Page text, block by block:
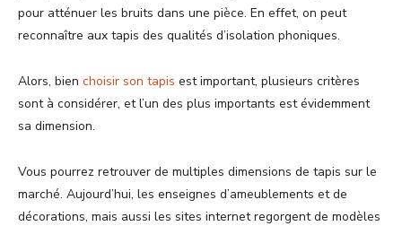
pour atténuer les bruits dans une pièce. En effet, on peut
reconnaître aux tapis des qualités d’isolation phoniques.
Alors, bien choisir son tapis est important, plusieurs critères
sont à considérer, et l’un des plus importants est évidemment
sa dimension.
Vous pourrez retrouver de multiples dimensions de tapis sur le
marché. Aujourd’hui, les enseignes d’ameublements et de
décorations, mais aussi les sites internet regorgent de modèles